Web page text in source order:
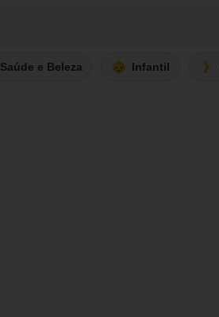
Saúde e Beleza Infantil